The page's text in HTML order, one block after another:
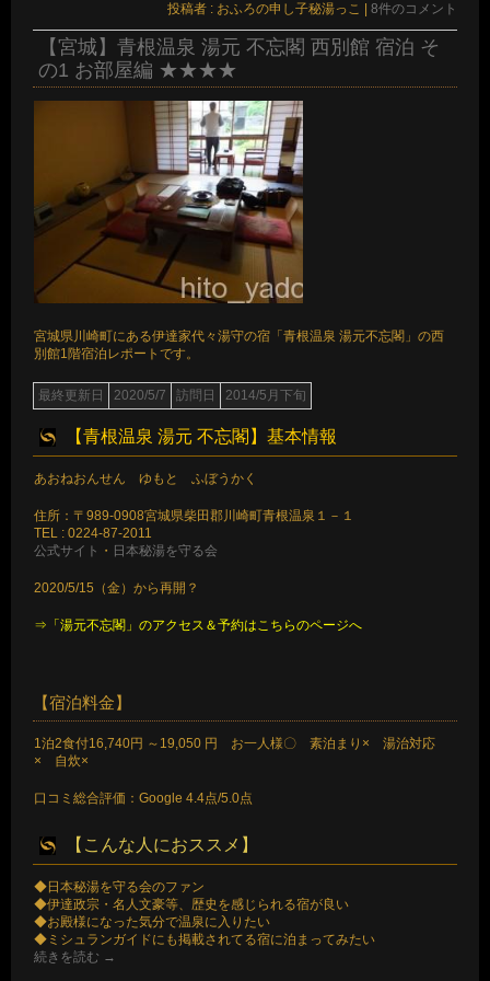
投稿者 : おふろの申し子秘湯っこ
8件のコメント
【宮城】青根温泉 湯元 不忘閣 西別館 宿泊 そ
の1 お部屋編 ★★★★
宮城県川崎町にある伊達家代々湯守の宿「青根温泉 湯元不忘閣」の西
別館1階宿泊レポートです。
最終更新日 2020/5/7 訪問日 2014/5月下旬
【青根温泉 湯元 不忘閣】基本情報
あおねおんせん ゆもと ふぼうかく
住所：〒989-0908宮城県柴田郡川崎町青根温泉１－１
TEL : 0224-87-2011
公式サイト ・ 日本秘湯を守る会
2020/5/15（金）から再開？
⇒「湯元不忘閣」のアクセス＆予約はこちらのページへ
【宿泊料金】
1泊2食付16,740円 ～19,050 円 お一人様〇 素泊まり× 湯治対応
× 自炊×
口コミ総合評価：Google 4.4点/5.0点
【こんな人におススメ】
◆日本秘湯を守る会のファン
◆伊達政宗・名人文豪等、歴史を感じられる宿が良い
◆お殿様になった気分で温泉に入りたい
◆ミシュランガイドにも掲載されてる宿に泊まってみたい
続きを読む →